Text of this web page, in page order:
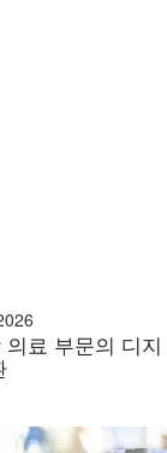
대한 심리적
친화적인 예방
.
농촌 거주자
링 장치에 대한
패키지 및 온
의료 부문의 디지